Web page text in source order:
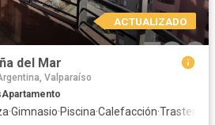
ACTUALIZADO
del Mar
Valparaíso
Apartamento
·Gimnasio·Piscina·Calefacción·Trastero